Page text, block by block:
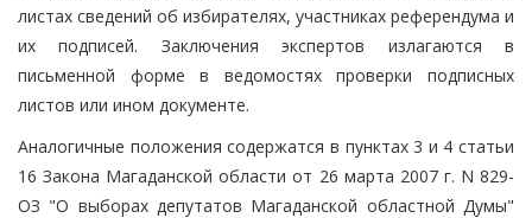
листах сведений об избирателях, участниках референдума и
их подписей. Заключения экспертов излагаются в
письменной форме в ведомостях проверки подписных
листов или ином документе.
Аналогичные положения содержатся в пунктах 3 и 4 статьи
16 Закона Магаданской области от 26 марта 2007 г. N 829-
ОЗ "О выборах депутатов Магаданской областной Думы"